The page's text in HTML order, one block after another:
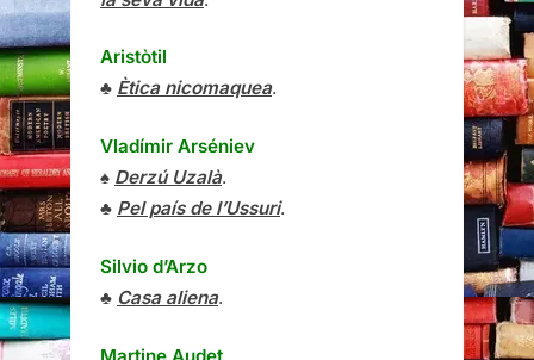
Aristòtil
♣ Ètica nicomaquea.
Vladímir Arséniev
♠ Derzú Uzalà.
♣ Pel país de l’Ussuri.
Silvio d’Arzo
♣ Casa aliena.